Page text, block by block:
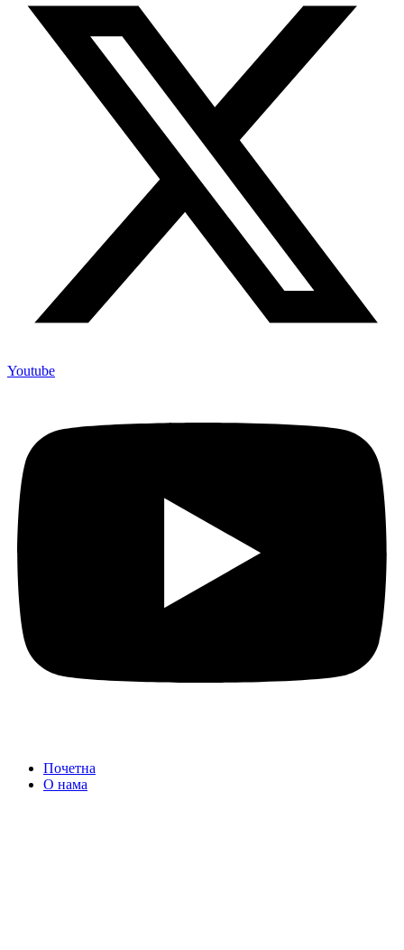
Youtube
Почетна
О нама